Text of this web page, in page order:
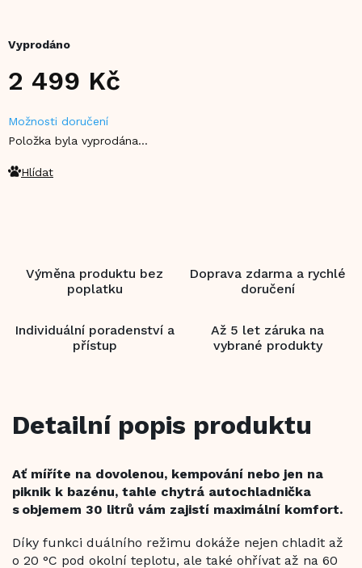
2 499 Kč
cena:
Vyprodáno
Možnosti doručení
Položka byla vyprodána…
Hlídat
Výměna produktu bez
poplatku
Doprava zdarma a rychlé
doručení
Individuální poradenství a
přístup
Až 5 let záruka na
vybrané produkty
Detailní popis produktu
Ať míříte na dovolenou, kempování nebo jen na
piknik k bazénu, tahle chytrá autochladnička
s objemem 30 litrů vám zajistí maximální komfort.
Díky funkci duálního režimu dokáže nejen chladit až
o 20 °C pod okolní teplotu, ale také ohřívat až na 60